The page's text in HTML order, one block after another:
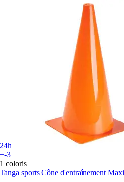
24h
+-3
1 coloris
Tanga sports Cône d'entraînement Maxi